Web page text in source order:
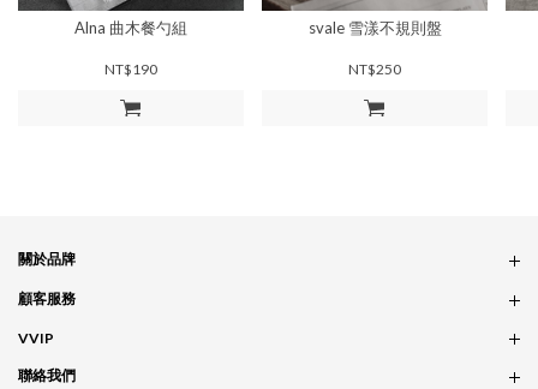
加入購物車
Alna 曲木餐勺組
NT$190
加入購物車
svale 雪漾不規則盤
NT$250
關於品牌
品牌概念
服務條款
實體門市
顧客服務
訂單問題
付款問題
VVIP
會員政策
聯絡我們